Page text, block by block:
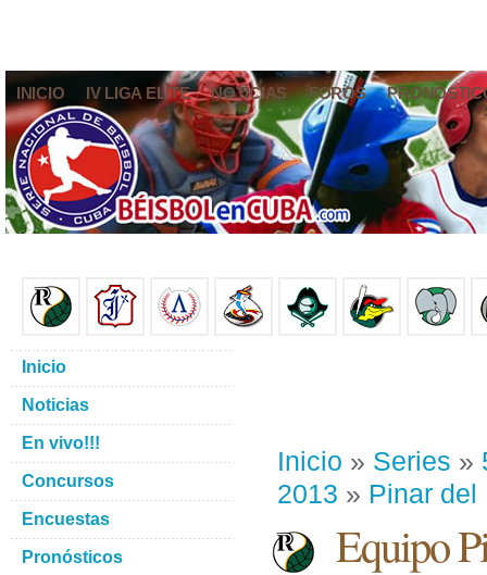
INICIO IV LIGA ELITE NOTICIAS FOROS
Inicio » Series »
2013 » Pinar del
Equipo
Inicio
Noticias
En vivo!!!
Concursos
Encuestas
Pronósticos